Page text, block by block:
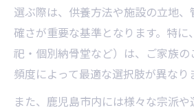
選ぶ際は、供養方法や施設の立地
確さが重要な基準となります。特に
祀・個別納骨堂など）は、ご家族
頻度によって最適な選択肢が異なり
また、鹿児島市内には様々な宗派